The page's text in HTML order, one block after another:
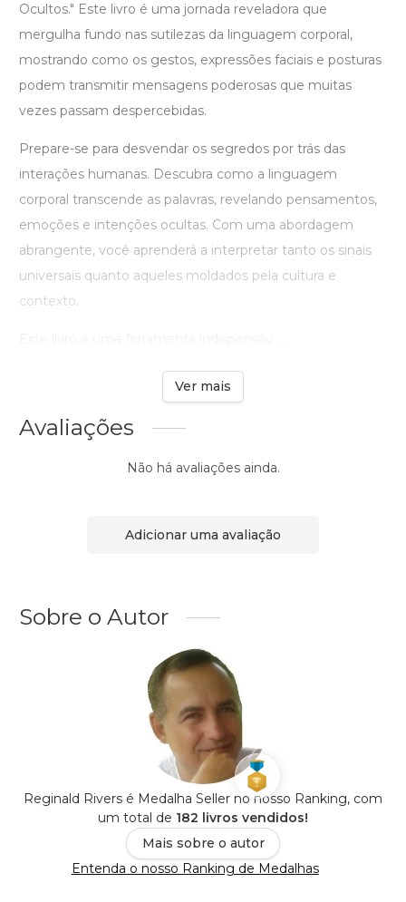
Ocultos." Este livro é uma jornada reveladora que
mergulha fundo nas sutilezas da linguagem corporal,
mostrando como os gestos, expressões faciais e posturas
podem transmitir mensagens poderosas que muitas
vezes passam despercebidas.
Prepare-se para desvendar os segredos por trás das
interações humanas. Descubra como a linguagem
corporal transcende as palavras, revelando pensamentos,
emoções e intenções ocultas. Com uma abordagem
abrangente, você aprenderá a interpretar tanto os sinais
universais quanto aqueles moldados pela cultura e
contexto.
Ver mais
Avaliações
Não há avaliações ainda.
Adicionar uma avaliação
Sobre o Autor
Reginald Rivers é Medalha Seller no nosso Ranking, com
um total de 182 livros vendidos!
Mais sobre o autor
Entenda o nosso Ranking de Medalhas